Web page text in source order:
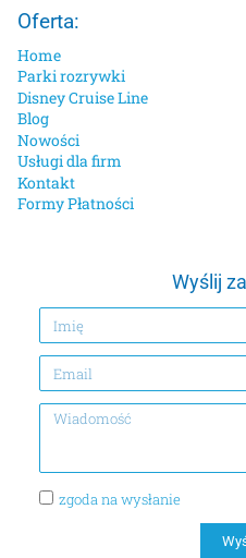
Oferta:
Home
Parki rozrywki
Disney Cruise Line
Blog
Nowości
Usługi dla firm
Kontakt
Formy Płatności
Wyślij
zgoda na wysłanie